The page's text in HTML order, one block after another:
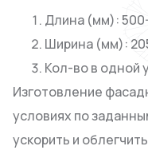
Длина (мм):
Ширина (мм):
Кол-во в одной
Изготовление
условиях по
ускорить и